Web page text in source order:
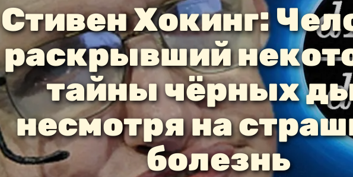
Стивен Хокинг:
раскрывший
тайны чёрных
несмотря на
болезнь‍